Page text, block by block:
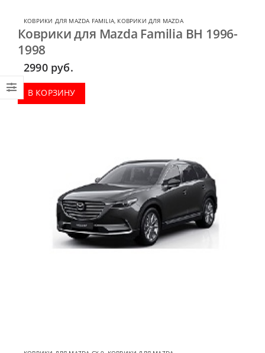
КОВРИКИ ДЛЯ MAZDA FAMILIA, КОВРИКИ ДЛЯ MAZDA
Коврики для Mazda Familia BH 1996-
1998
2990 руб.
В КОРЗИНУ